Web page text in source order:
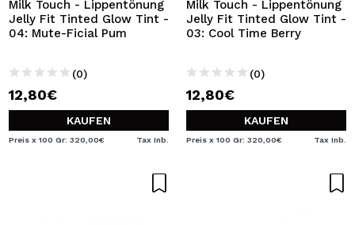
Milk Touch - Lippentönung
Jelly Fit Tinted Glow Tint -
04: Mute-Ficial Pum
(0)
12,80€
KAUFEN
Preis x 100 Gr: 320,00€ Tax Inb.
Milk Touch - Lippentönung
Jelly Fit Tinted Glow Tint -
03: Cool Time Berry
(0)
12,80€
KAUFEN
Preis x 100 Gr: 320,00€ Tax Inb.